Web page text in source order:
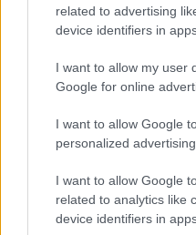
related to advertising
device identifiers in
I want to allow my user
Google for online
I want to allow Google
personalized advertising.
I want to allow Google
related to analytics like
device identifiers in
Eger környékén,
áruértékű, keresett
almafajta.
Gyümölcse
(élénk-) piros
állományú; íze kiváló,
Gyümölcshullásra nem